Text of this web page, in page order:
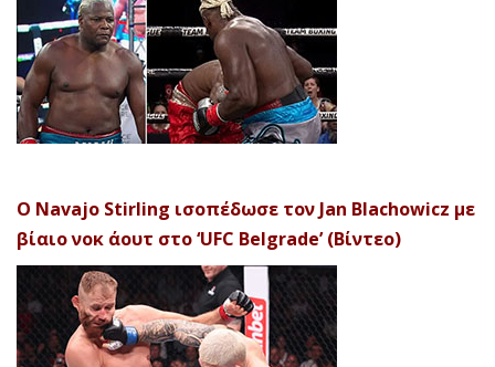
Ο Navajo Stirling ισοπέδωσε τον Jan Blachowicz με
βίαιο νοκ άουτ στο ‘UFC Belgrade’ (Βίντεο)